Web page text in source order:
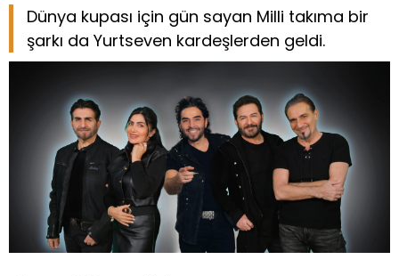
Dünya kupası için gün sayan Milli takıma bir
şarkı da Yurtseven kardeşlerden geldi.